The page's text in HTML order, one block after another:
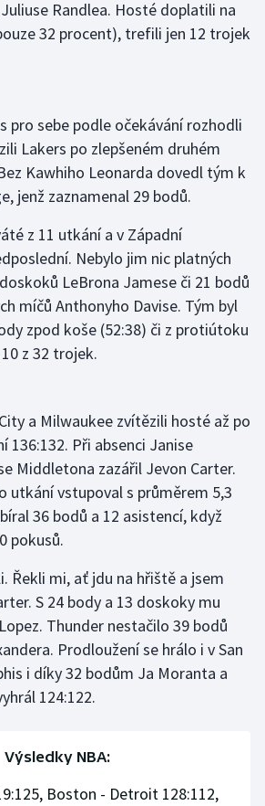
Randlea. Hosté doplatili na
32 procent), trefili jen 12 trojek
pro sebe podle očekávání rozhodli
Lakers po zlepšeném druhém
Kawhiho Leonarda dovedl tým k
jenž zaznamenal 29 bodů.
z 11 utkání a v Západní
Nebylo jim nic platných
LeBrona Jamese či 21 bodů
míčů Anthonyho Davise. Tým byl
zpod koše (52:38) či z protiútoku
z 32 trojek.
a Milwaukee zvítězili hosté až po
136:132. Při absenci Janise
Middletona zazářil Jevon Carter.
utkání vstupoval s průměrem 5,3
36 bodů a 12 asistencí, když
pokusů.
Řekli mi, ať jdu na hřiště a jsem
S 24 body a 13 doskoky mu
Thunder nestačilo 39 bodů
Prodloužení se hrálo i v San
i díky 32 bodům Ja Moranta a
124:122.
Výsledky NBA:
Boston - Detroit 128:112,